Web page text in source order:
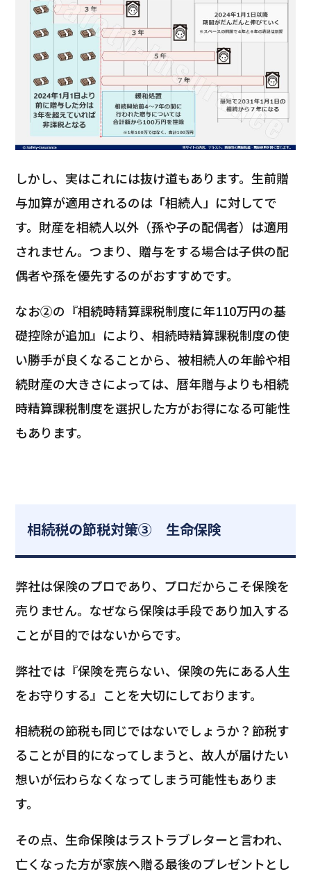
しかし、実はこれには抜け道もあります。生前贈
与加算が適用されるのは「相続人」に対してで
す。財産を相続人以外（孫や子の配偶者）は適用
されません。つまり、贈与をする場合は子供の配
偶者や孫を優先するのがおすすめです。
なお②の『相続時精算課税制度に年110万円の基
礎控除が追加』により、相続時精算課税制度の使
い勝手が良くなることから、被相続人の年齢や相
続財産の大きさによっては、暦年贈与よりも相続
時精算課税制度を選択した方がお得になる可能性
もあります。
相続税の節税対策③ 生命保険
弊社は保険のプロであり、プロだからこそ保険を
売りません。なぜなら保険は手段であり加入する
ことが目的ではないからです。
弊社では『保険を売らない、保険の先にある人生
をお守りする』ことを大切にしております。
相続税の節税も同じではないでしょうか？節税す
ることが目的になってしまうと、故人が届けたい
想いが伝わらなくなってしまう可能性もありま
す。
その点、生命保険はラストラブレターと言われ、
亡くなった方が家族へ贈る最後のプレゼントとし